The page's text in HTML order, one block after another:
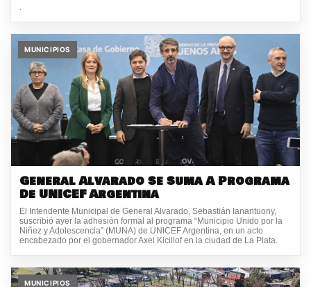
.
MUNICIPIOS
General Alvarado Se Suma A Programa
De UNICEF Argentina
El Intendente Municipal de General Alvarado, Sebastián Ianantuony,
suscribió ayer la adhesión formal al programa “Municipio Unido por la
Niñez y Adolescencia” (MUNA) de UNICEF Argentina, en un acto
encabezado por el gobernador Axel Kicillof en la ciudad de La Plata.
MUNICIPIOS